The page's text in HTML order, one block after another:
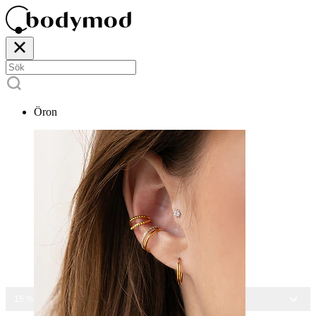
Öron
15 % RABATT PÅ ALLA SMYCKEN